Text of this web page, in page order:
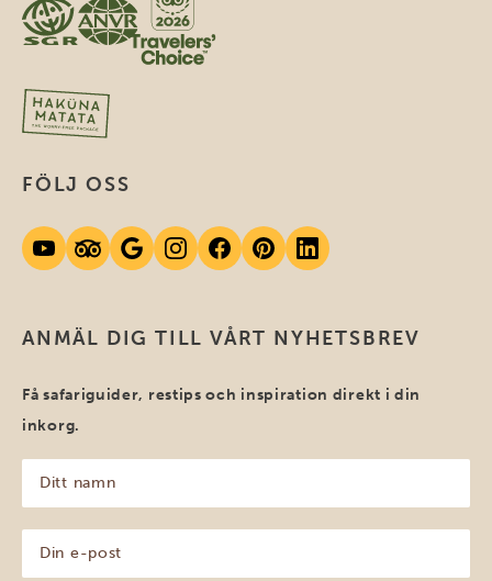
ANMÄL DIG TILL VÅRT NYHETSBREV
Få safariguider, restips och inspiration direkt i din
inkorg.
namn
(Obligatoriskt)
FÖLJ OSS